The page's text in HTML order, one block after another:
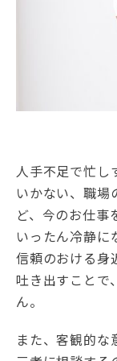
人手不足で忙し
いかない、職
ど、今のお仕事
いったん冷静に
信頼のおける身
吐き出すことで
ん。
また、客観的